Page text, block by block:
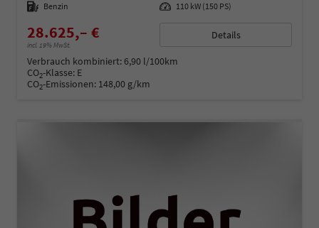
Kraftstoff Benzin Leistung 110 kW (150 PS)
28.625,– €
incl. 19% MwSt.
Details
Verbrauch kombiniert:6,90 l/100km
CO2-Klasse: E
CO2-Emissionen: 148,00 g/km